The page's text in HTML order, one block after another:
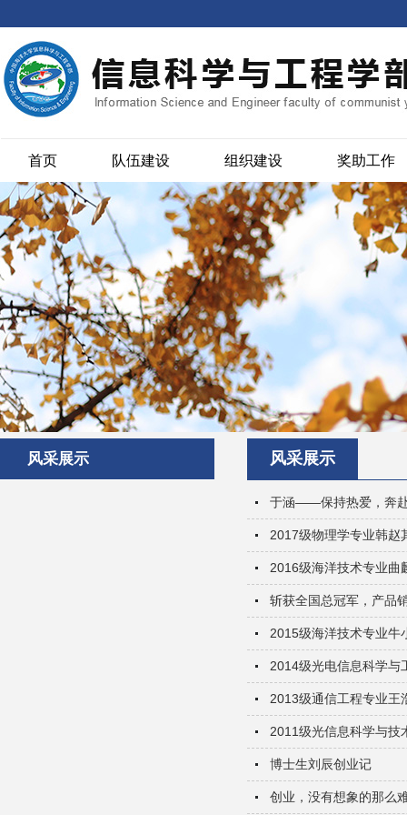
首页 队伍建设 组织建设 奖助工作
风采展示 风采展示
于涵——保持热爱，奔
2017级物理学专业韩赵
2016级海洋技术专业曲
斩获全国总冠军，产品
2015级海洋技术专业牛
2014级光电信息科学与
2013级通信工程专业王
2011级光信息科学与技
博士生刘辰创业记
创业，没有想象的那么